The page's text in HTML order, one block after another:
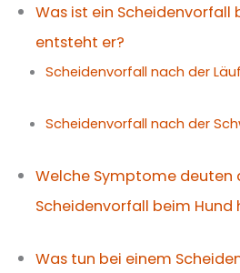
Was ist ein Scheidenvorfall
entsteht er?
Scheidenvorfall nach der
Scheidenvorfall nach der
Welche Symptome deuten
Scheidenvorfall beim Hund
Was tun bei einem